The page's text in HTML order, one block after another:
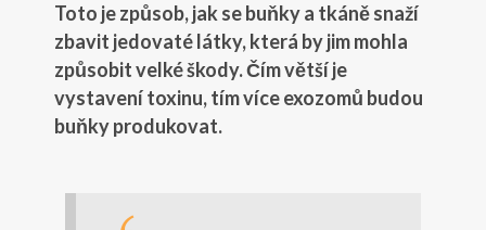
Toto je způsob, jak se buňky a tkáně snaží
zbavit jedovaté látky, která by jim mohla
způsobit velké škody. Čím větší je
vystavení toxinu, tím více exozomů budou
buňky produkovat.